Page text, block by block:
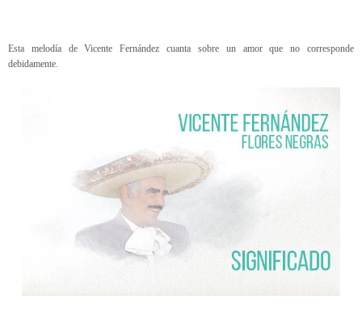
Esta melodía de Vicente Fernández cuanta sobre un amor que no corresponde
debidamente.